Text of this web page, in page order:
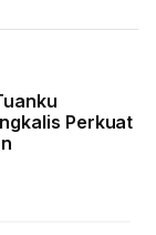
Perkuat